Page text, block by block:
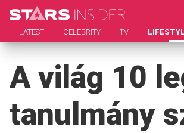
LATEST CELEBRITY TV
A világ 10
tanulmány